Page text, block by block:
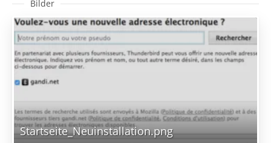
Bilder
Startseite_Neuinstallation.png